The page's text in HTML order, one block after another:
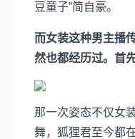
豆童子”简自豪。
而女装这种男主播
然也都经历过。首
那一次姿态不仅女
舞，狐狸君至今都